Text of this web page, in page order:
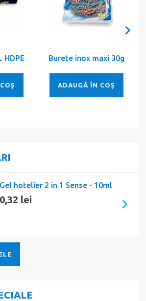
HDPE Burete inox maxi 30g
ADAUGĂ ÎN COȘ
Gel hotelier 2 in 1 Sense - 10ml
0,32 lei